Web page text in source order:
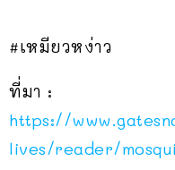
#เหมียวหง่าว
ที่มา :
https://
lives/reader/